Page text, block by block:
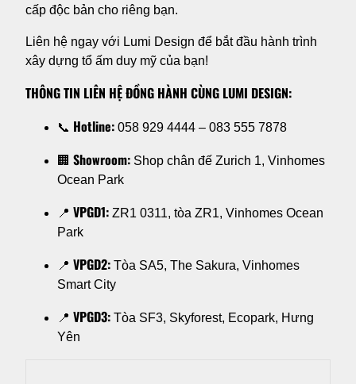
cấp độc bản cho riêng bạn.
Liên hệ ngay với Lumi Design để bắt đầu hành trình
xây dựng tổ ấm duy mỹ của bạn!
THÔNG TIN LIÊN HỆ ĐỒNG HÀNH CÙNG LUMI DESIGN:
📞 Hotline: 058 929 4444 – 083 555 7878
🏢 Showroom: Shop chân đế Zurich 1, Vinhomes
Ocean Park
📍 VPGD1: ZR1 0311, tòa ZR1, Vinhomes Ocean
Park
📍 VPGD2: Tòa SA5, The Sakura, Vinhomes
Smart City
📍 VPGD3: Tòa SF3, Skyforest, Ecopark, Hưng
Yên